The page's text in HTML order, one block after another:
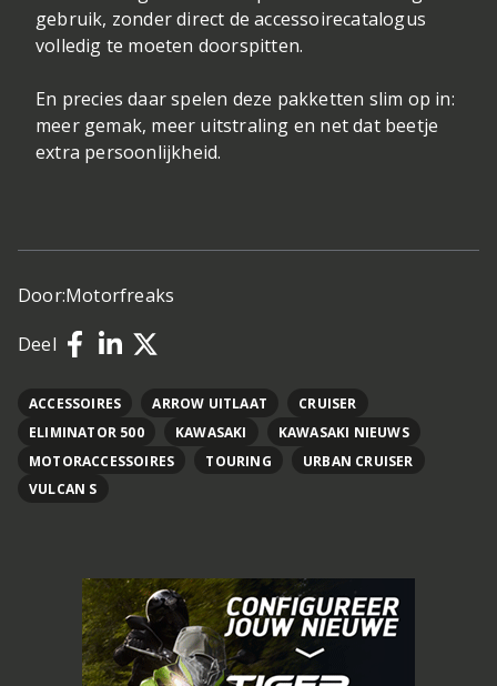
gebruik, zonder direct de accessoirecatalogus
volledig te moeten doorspitten.
En precies daar spelen deze pakketten slim op in:
meer gemak, meer uitstraling en net dat beetje
extra persoonlijkheid.
Door:Motorfreaks
Deel
ACCESSOIRES ARROW UITLAAT
CRUISER
ELIMINATOR 500
KAWASAKI
KAWASAKI NIEUWS
MOTORACCESSOIRES
TOURING
URBAN CRUISER
VULCAN S